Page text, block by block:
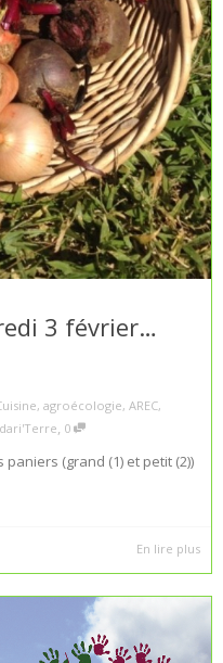
3 février…
, agroécologie, AREC,
, 0
(grand (1) et petit (2))
En lire plus